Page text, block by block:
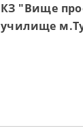
КЗ "Вище
училище